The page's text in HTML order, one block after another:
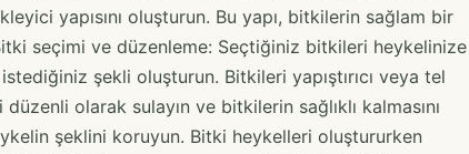
yapısını oluşturun. Bu yapı, bitkilerin sağlam bir
seçimi ve düzenleme: Seçtiğiniz bitkileri heykelinize
şekli oluşturun. Bitkileri yapıştırıcı veya tel
olarak sulayın ve bitkilerin sağlıklı kalmasını
şeklini koruyun. Bitki heykelleri oluştururken